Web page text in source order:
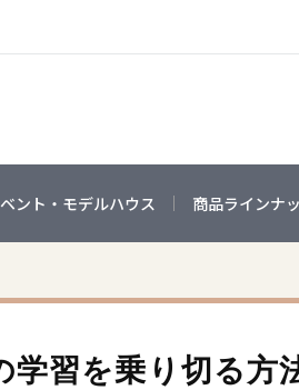
ント・モデルハウス 商品ラインナ
学習を乗り切る方